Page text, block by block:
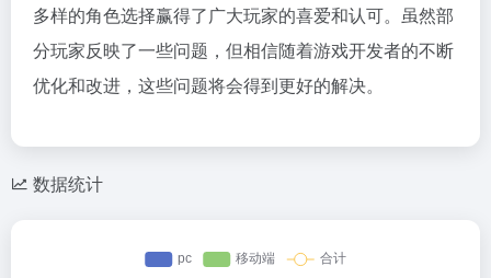
多样的角色选择赢得了广大玩家的喜爱和认可。虽然部
分玩家反映了一些问题，但相信随着游戏开发者的不断
优化和改进，这些问题将会得到更好的解决。
数据统计